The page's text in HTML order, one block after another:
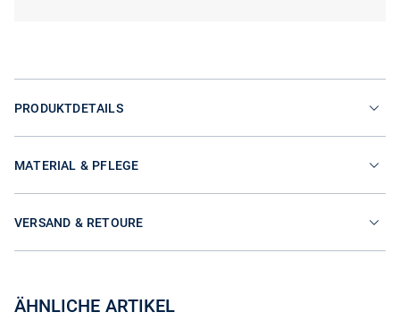
PRODUKTDETAILS
MATERIAL & PFLEGE
VERSAND & RETOURE
ÄHNLICHE ARTIKEL